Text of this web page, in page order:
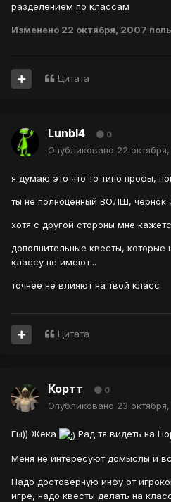
разделением по классам
Изменено 22 октября, 2007
Цитата
Lunbl4 0
Опубликовано 22
я думаю это что то типо профы,
ты не полноценный ВОЛШ, чернок
хотя с другой стороны мне
дополнительные квесты, которые
классу не имеют...
точнее не влияют на твой класс
Цитата
Кортт 0
Опубликовано 23
Гы)) Жека Рад тя видеть на
Меня не интересуют домыслы и
Надо достоверную инфу от
игре, надо квесты делать на